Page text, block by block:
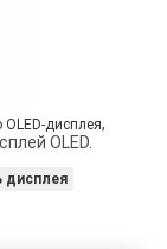
дисплея,
OLED.
дисплея